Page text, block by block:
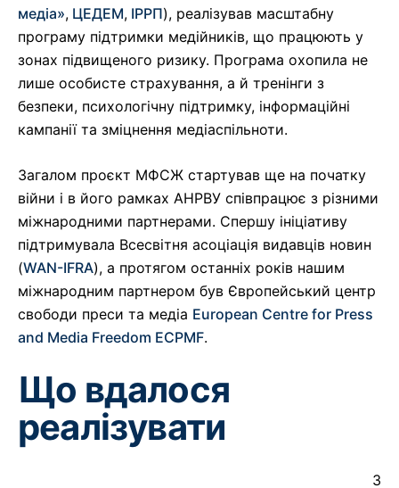
медіа», ЦЕДЕМ, ІРРП), реалізував масштабну
програму підтримки медійників, що працюють у
зонах підвищеного ризику. Програма охопила не
лише особисте страхування, а й тренінги з
безпеки, психологічну підтримку, інформаційні
кампанії та зміцнення медіаспільноти.
Загалом проєкт МФСЖ стартував ще на початку
війни і в його рамках АНРВУ співпрацює з різними
міжнародними партнерами. Спершу ініціативу
підтримувала Всесвітня асоціація видавців новин
(WAN-IFRA), а протягом останніх років нашим
міжнародним партнером був Європейський центр
свободи преси та медіа European Centre for Press
and Media Freedom ECPMF.
Що вдалося
реалізувати
З